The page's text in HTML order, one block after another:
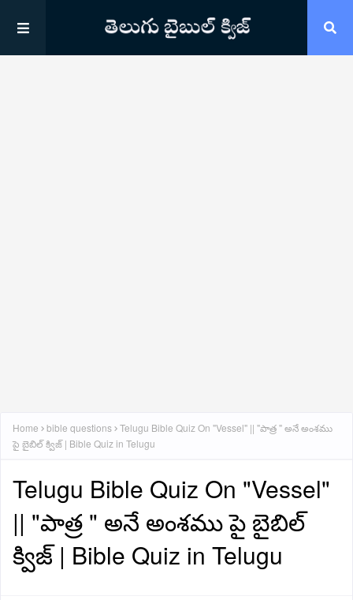
Home bible questions Telugu Bible Quiz On "Vessel" || "పాత్ర " అనే అంశము
పై బైబిల్ క్విజ్ | Bible Quiz in Telugu
Telugu Bible Quiz On "Vessel"
|| "పాత్ర " అనే అంశము పై బైబిల్
క్విజ్ | Bible Quiz in Telugu